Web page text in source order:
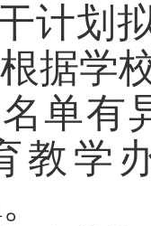
计划
据学
单有
教学